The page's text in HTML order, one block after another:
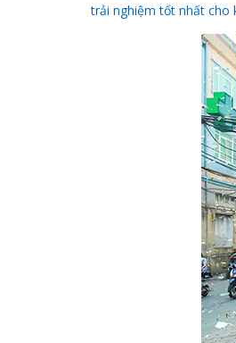
trải nghiệm tốt nhất cho